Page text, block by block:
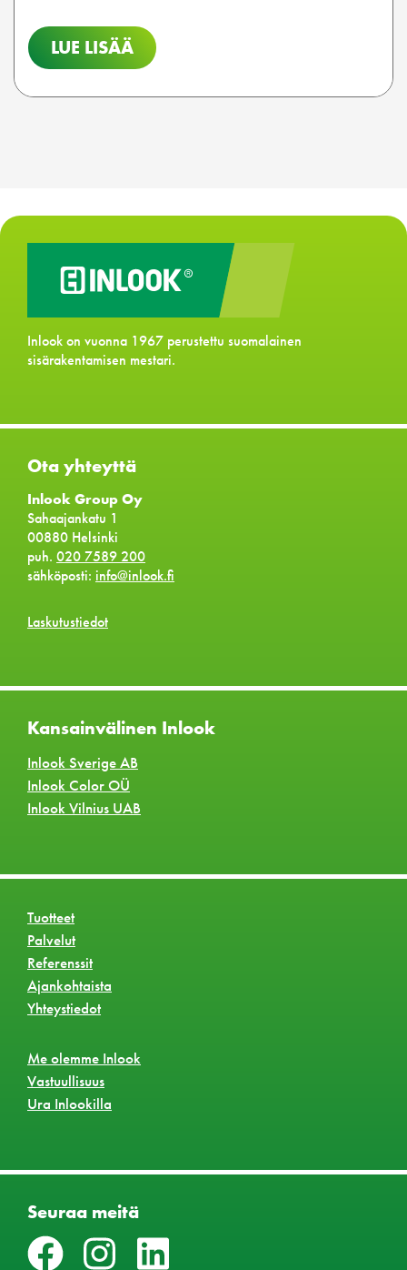
LUE LISÄÄ
Inlook on vuonna 1967 perustettu suomalainen
sisärakentamisen mestari.
Ota yhteyttä
Inlook Group Oy
Sahaajankatu 1
00880 Helsinki
puh. 020 7589 200
sähköposti: info@inlook.fi
Laskutustiedot
Kansainvälinen Inlook
Inlook Sverige AB
Inlook Color OÜ
Inlook Vilnius UAB
Tuotteet
Palvelut
Referenssit
Ajankohtaista
Yhteystiedot
Me olemme Inlook
Vastuullisuus
Ura Inlookilla
Seuraa meitä